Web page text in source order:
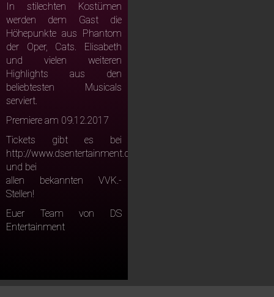
In stilechten Kostümen
werden dem Gast die
Höhepunkte aus Phantom
der Oper, Cats. Elisabeth
und vielen weiteren
Highlights aus den
beliebtesten Musicals
serviert.
Premiere am 09.12.2017
Tickets gibt es bei
http://www.dsentertainment.de
und bei
allen bekannten VVK.-
Stellen!
Euer Team von DS
Entertainment